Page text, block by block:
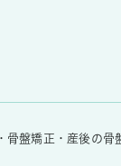
骨盤矯正・産後の骨